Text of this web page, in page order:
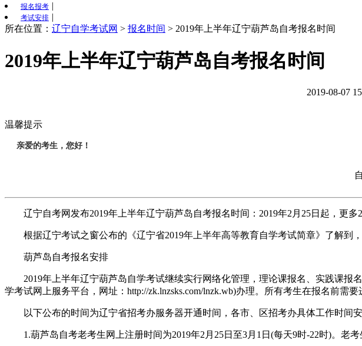
报名报考 |
考试安排 |
所在位置： 辽宁自学考试网 > 报名时间 > 2019年上半年辽宁葫芦岛自考报名时间
2019年上半年辽宁葫芦岛自考报名时间
2019-08-07
温馨提示
亲爱的考生，您好！
辽宁自考网发布2019年上半年辽宁葫芦岛自考报名时间：2019年2月25日起，更多
根据辽宁考试之窗公布的《辽宁省2019年上半年高等教育自学考试简章》了解到，
葫芦岛自考报名安排
2019年上半年辽宁葫芦岛自学考试继续实行网络化管理，理论课报名、实践课报
学考试网上服务平台，网址：http://zk.lnzsks.com/lnzk.wb)办理。所有考生在报名前需
以下公布的时间为辽宁省招考办服务器开通时间，各市、区招考办具体工作时间安
1.葫芦岛自考老考生网上注册时间为2019年2月25日至3月1日(每天9时-22时)。老考